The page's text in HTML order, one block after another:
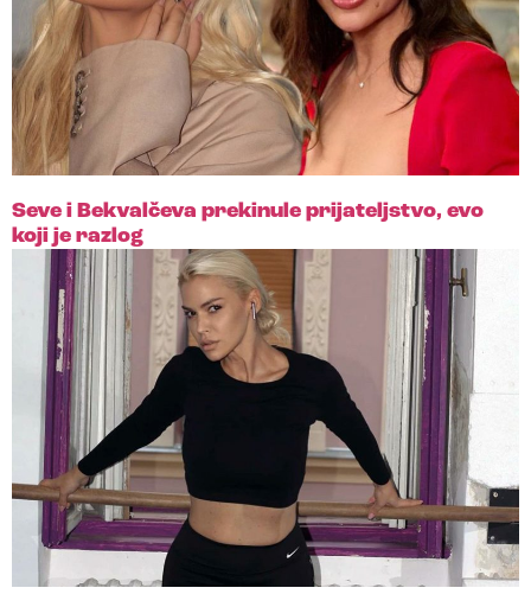
Seve i Bekvalčeva prekinule prijateljstvo, evo
koji je razlog